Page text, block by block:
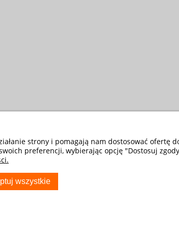
strony i pomagają nam dostosować ofertę
preferencji, wybierając opcję "Dostosuj
wszystkie